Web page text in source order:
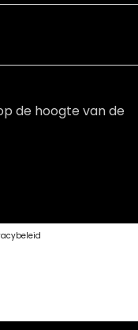
de hoogte van de